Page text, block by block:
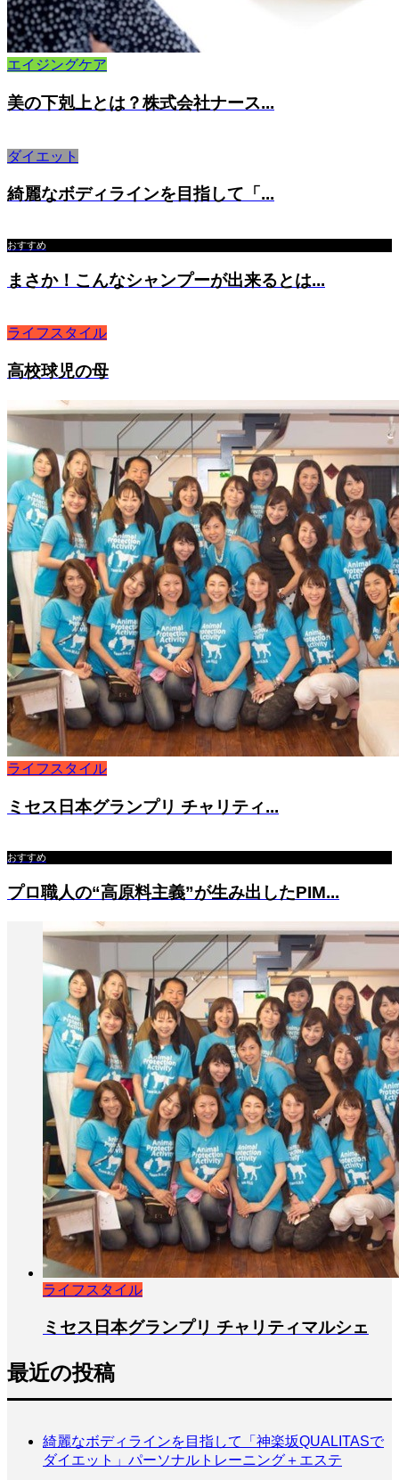
エイジングケア
美の下剋上とは？株式会社ナース...
ダイエット
綺麗なボディラインを目指して「...
おすすめ
まさか！こんなシャンプーが出来るとは...
ライフスタイル
高校球児の母
ライフスタイル
ミセス日本グランプリ チャリティ...
おすすめ
プロ職人の“高原料主義”が生み出したPIM...
ライフスタイル
ミセス日本グランプリ チャリティマルシェ
最近の投稿
綺麗なボディラインを目指して「神楽坂QUALITASで
ダイエット」パーソナルトレーニング＋エステ